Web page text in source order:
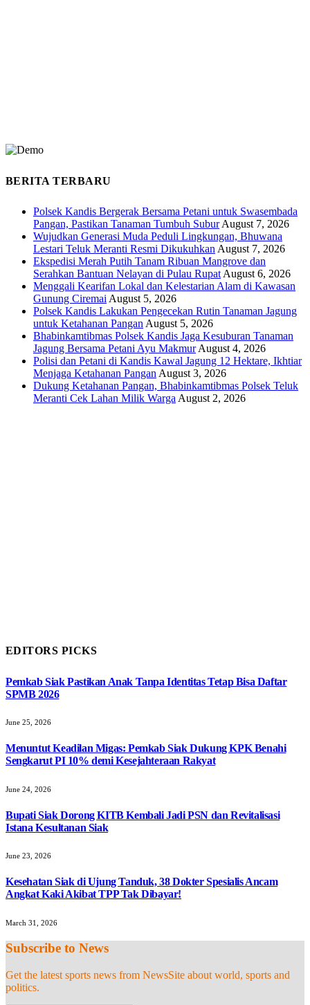
BERITA TERBARU
Polsek Kandis Bergerak Bersama Petani untuk Swasembada
Pangan, Pastikan Tanaman Tumbuh Subur August 7, 2026
Wujudkan Generasi Muda Peduli Lingkungan, Bhuwana
Lestari Teluk Meranti Resmi Dikukuhkan August 7, 2026
Ekspedisi Merah Putih Tanam Ribuan Mangrove dan
Serahkan Bantuan Nelayan di Pulau Rupat August 6, 2026
Menggali Kearifan Lokal dan Kelestarian Alam di Kawasan
Gunung Ciremai August 5, 2026
Polsek Kandis Lakukan Pengecekan Rutin Tanaman Jagung
untuk Ketahanan Pangan August 5, 2026
Bhabinkamtibmas Polsek Kandis Jaga Kesuburan Tanaman
Jagung Bersama Petani Ayu Makmur August 4, 2026
Polisi dan Petani di Kandis Kawal Jagung 12 Hektare, Ikhtiar
Menjaga Ketahanan Pangan August 3, 2026
Dukung Ketahanan Pangan, Bhabinkamtibmas Polsek Teluk
Meranti Cek Lahan Milik Warga August 2, 2026
EDITORS PICKS
Pemkab Siak Pastikan Anak Tanpa Identitas Tetap Bisa Daftar
SPMB 2026
June 25, 2026
Menuntut Keadilan Migas: Pemkab Siak Dukung KPK Benahi
Sengkarut PI 10% demi Kesejahteraan Rakyat
June 24, 2026
Bupati Siak Dorong KITB Kembali Jadi PSN dan Revitalisasi
Istana Kesultanan Siak
June 23, 2026
Kesehatan Siak di Ujung Tanduk, 38 Dokter Spesialis Ancam
Angkat Kaki Akibat TPP Tak Dibayar!
March 31, 2026
Subscribe to News
Get the latest sports news from NewsSite about world, sports and
politics.